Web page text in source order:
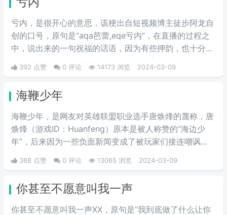
亏内，是很开心的意思，该梗出自短视频博主徒步阿龙自
创的口号，原句是“aqa芭蕾,eqe亏内”，在直播的过程之
中，说出来的一句祝福的话语，因为有些押韵，也十分的
主播这话的含义，据他解释，这个词代表着开心、代表着
洗脑，所以此梗就越来越火。后来无数人跟风效仿，使其
火爆起来。
392 点赞 0 评论 14173 浏览 2024-03-09
海鞭少年
海鞭少年，是网友对英雄联盟职业选手唐焕烽的蔑称，唐
焕烽（游戏ID：Huanfeng）原本是被人称赞的“海边少
年”，后来因为一些负面新闻变成了被玩家们接连嘲讽
388 点赞 0 评论 13065 浏览 2024-03-09
你甚至不愿意叫我一声
你甚至不愿意叫我一声XX，原句是“我到底做了什么让你